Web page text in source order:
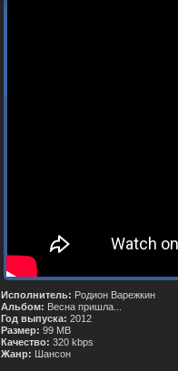
Исполнитель: Родион Варежкин
Альбом: Весна пришла...
Год выпуска: 2012
Размер: 99 MB
Качество: 320 kbps
Жанр: Шансон